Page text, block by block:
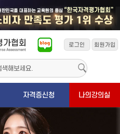
자격증신청 나의강의실